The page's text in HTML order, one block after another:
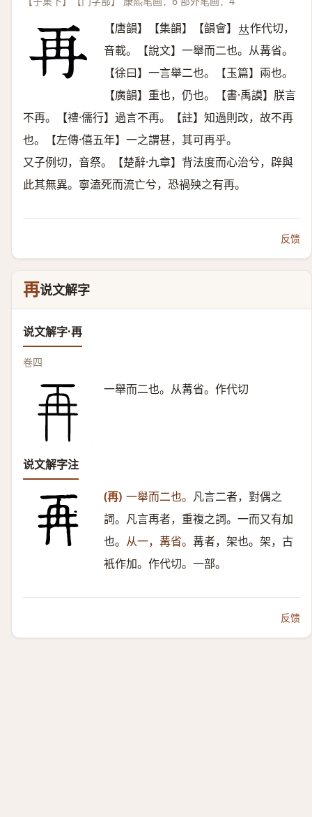
【唐韻】【集韻】【韻會】 𠀤作代切，
音載。【說文】一舉而二也。从冓省。
【徐曰】一言舉二也。【玉篇】兩也。
【廣韻】重也，仍也。【書·禹謨】朕言
不再。【禮·儒行】過言不再。【註】知過則改，故不再
也。【左傳·僖五年】一之謂甚，其可再乎。
又子例切，音祭。【楚辭·九章】背法度而心治兮，辟與
此其無異。寧溘死而流亡兮，恐禍殃之有再。
反馈
再说文解字
说文解字·再
卷四
一舉而二也。从冓省。作代切
说文解字注
(再) 一舉而二也。 凡言二者，對偶之
詞。凡言再者，重複之詞。一而又有加
也。 从一，冓省。 冓者，架也。架，古
衹作加。作代切。一部。
反馈